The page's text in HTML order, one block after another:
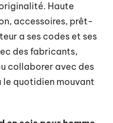
Haute
accessoires, prêt-
a ses codes et ses
des fabricants,
collaborer avec des
le quotidien mouvant